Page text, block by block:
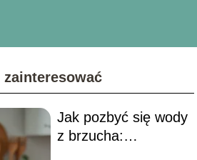
zainteresować
Jak pozbyć się wody
z brzucha: